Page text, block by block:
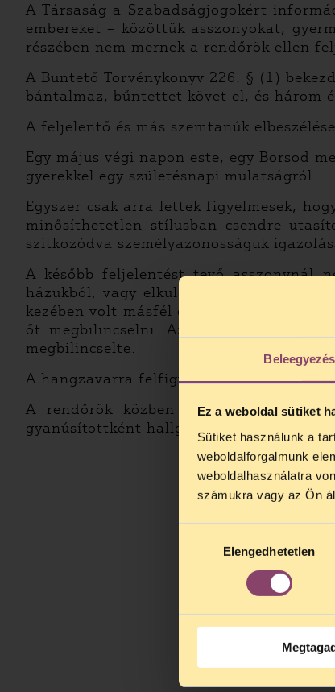
Beleegyezés
Ez a weboldal sütiket
Sütiket használunk a
weboldalforgalmunk
weboldalhasználatra
számukra vagy az Ön
kiválasztásaElengedhetetlen
A Társaság a Szabadságjogokért
embereket – közöttük asszonyokat,
részében nem mernek a rendőrök ellen
A Büntető Törvénykönyv 226. § (1)
bántalmaz, bűntettet követ el, és három
A feljelentő és más szemtanúk
Egy május végi napon este, egy Borsod
gyerekkel egy születésnapi mulatságról.
Egyszer csak arra lettek figyelmesek,
minősíthetetlen stílusban csendre
szitkozódva személyazonosságuk
A később feljelentést tevő asszonynál
házukból, vagy elküldi érte a jelenlévő,
kezében volt másfél éves unokája,
őt megbilincselni. Az asszony 12
megbilincselte.
A hangzavarra felfigyelő, segítségükre
A rendőrök közben erősítést kértek,
gyanúsítottként hallgatták ki őket.
Kedves
kedden,
alatt is